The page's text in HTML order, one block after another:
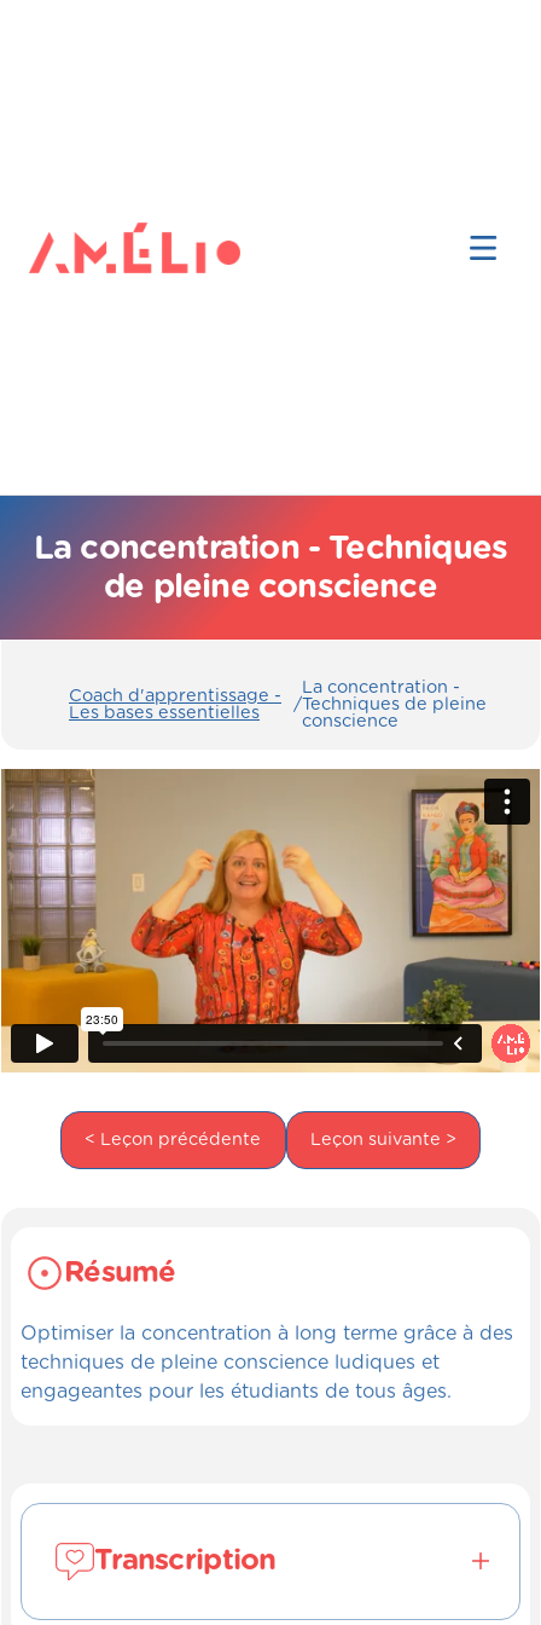
La concentration - Techniques
de pleine conscience
Coach d'apprentissage -
Les bases essentielles
/
La concentration -
Techniques de pleine
conscience
< Leçon précédente Leçon suivante >
Résumé
Optimiser la concentration à long terme grâce à des
techniques de pleine conscience ludiques et
engageantes pour les étudiants de tous âges.
Transcription